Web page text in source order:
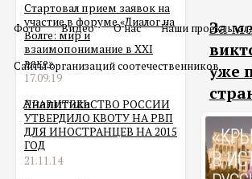
Фото Видео О нас Наши проекты
Сайты организаций соотечественников
Аналитика
Стартовал прием заявок на
участие в форуме «Диалог на
Волге: мир и
взаимопонимание в XXI
веке»
17.09.19
ПРАВИТЕЛЬСТВО РОССИИ
УТВЕРДИЛО КВОТУ НА РВП
ДЛЯ ИНОСТРАНЦЕВ НА 2015
ГОД
21.11.14
За
уже